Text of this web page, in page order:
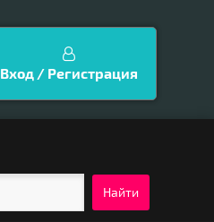
Вход / Регистрация
Найти